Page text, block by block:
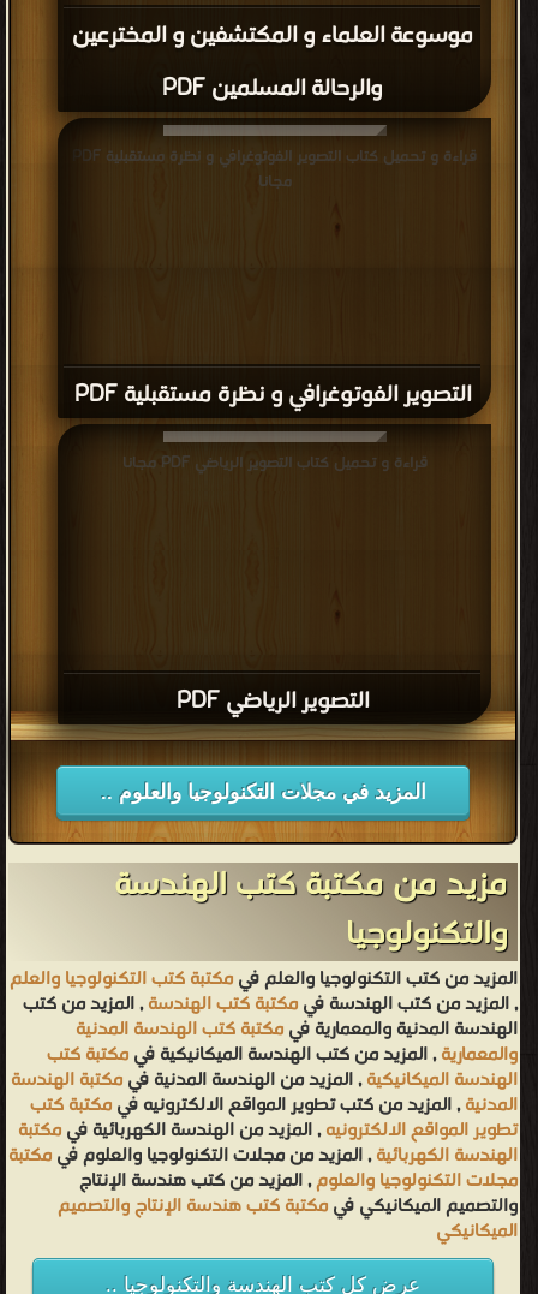
موسوعة العلماء و المكتشفين و المخترعين
والرحالة المسلمين PDF
التصوير الفوتوغرافي و نظرة مستقبلية PDF
قراءة و تحميل كتاب التصوير الفوتوغرافي و نظرة مستقبلية PDF
مجانا
التصوير الرياضي PDF
قراءة و تحميل كتاب التصوير الرياضي PDF مجانا
المزيد في مجلات التكنولوجيا والعلوم ..
مزيد من مكتبة كتب الهندسة
والتكنولوجيا
المزيد من كتب التكنولوجيا والعلم فيمكتبة كتب التكنولوجيا والعلم
, المزيد من كتب الهندسة فيمكتبة كتب الهندسة, المزيد من كتب
الهندسة المدنية والمعمارية فيمكتبة كتب الهندسة المدنية
والمعمارية, المزيد من كتب الهندسة الميكانيكية فيمكتبة كتب
الهندسة الميكانيكية, المزيد من الهندسة المدنية فيمكتبة الهندسة
المدنية, المزيد من كتب تطوير المواقع الالكترونيه فيمكتبة كتب
تطوير المواقع الالكترونيه, المزيد من الهندسة الكهربائية فيمكتبة
الهندسة الكهربائية, المزيد من مجلات التكنولوجيا والعلوم فيمكتبة
مجلات التكنولوجيا والعلوم, المزيد من كتب هندسة الإنتاج
والتصميم الميكانيكي فيمكتبة كتب هندسة الإنتاج والتصميم
الميكانيكي
عرض كل كتب الهندسة والتكنولوجيا ..